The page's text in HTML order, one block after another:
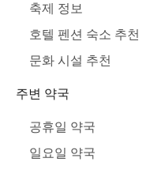
축제 정보
호텔 펜션 숙소 추천
문화 시설 추천
주변 약국
공휴일 약국
일요일 약국